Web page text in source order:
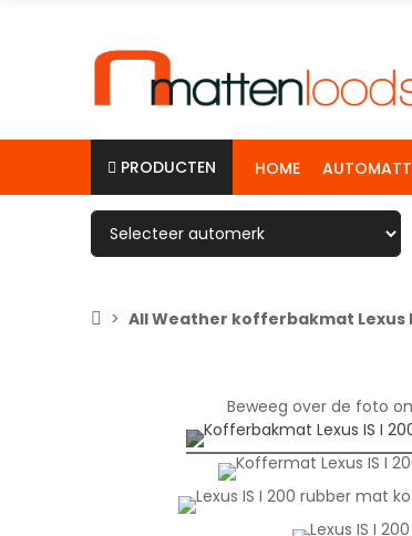
PRODUCTEN HOME
All Weather kofferbakmat Lexus
Beweeg over de foto